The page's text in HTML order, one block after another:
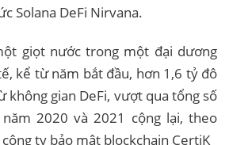
Solana DeFi Nirvana.
giọt nước trong một đại dương
kể từ năm bắt đầu, hơn 1,6 tỷ đô
không gian DeFi, vượt qua tổng số
2020 và 2021 cộng lại, theo
ty bảo mật blockchain CertiK